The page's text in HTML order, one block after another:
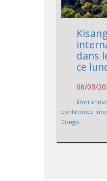
dans
ce
06/03/
conférence
Congo